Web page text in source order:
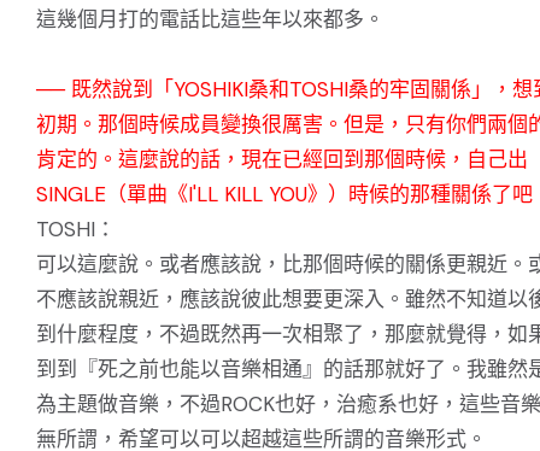
這幾個月打的電話比這些年以來都多。
── 既然說到「YOSHIKI桑和TOSHI桑的牢固關係」，想
初期。那個時候成員變換很厲害。但是，只有你們兩個
肯定的。這麼說的話，現在已經回到那個時候，自己出
SINGLE（單曲《I'LL KILL YOU》）時候的那種關係了吧
TOSHI：
可以這麼說。或者應該說，比那個時候的關係更親近。
不應該說親近，應該說彼此想要更深入。雖然不知道以
到什麼程度，不過既然再一次相聚了，那麼就覺得，如
到到『死之前也能以音樂相通』的話那就好了。我雖然
為主題做音樂，不過ROCK也好，治癒系也好，這些音
無所謂，希望可以可以超越這些所謂的音樂形式。